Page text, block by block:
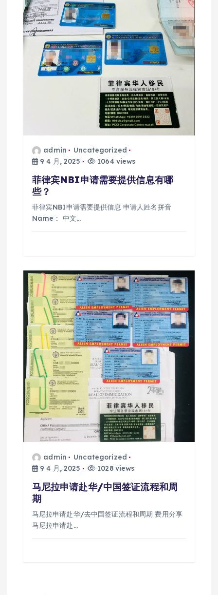
admin
Uncategorized
9 4 月, 2025
1064 views
菲律宾NBI申请需要提供信息有哪
些？
菲律宾NBI申请需要提供信息 申请人姓名拼音
Name： 中文…
admin
Uncategorized
9 4 月, 2025
1028 views
马尼拉申请赴华/中国签证流程和周
期
马尼拉申请赴华/去中国签证流程和周期 费用分享
马尼拉申请赴…